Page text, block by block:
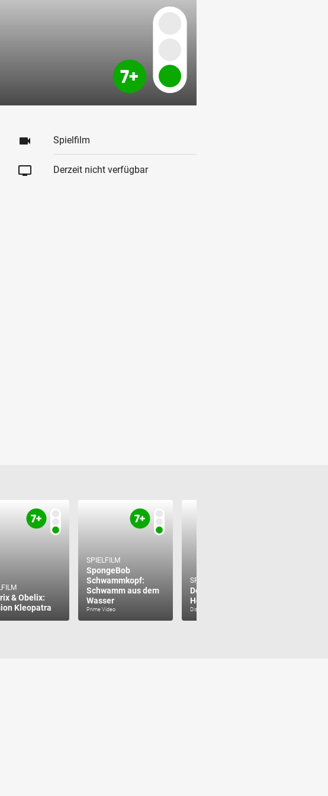
videocam Spielfilm
tv Derzeit nicht verfügbar
& Obelix:
Kleopatra
SPIELFILM
SpongeBob
Schwammkopf:
Schwamm aus dem
Wasser
Prime Video
SPIELFILM
Der Räuber
Hotzenplotz (2006)
Disney+